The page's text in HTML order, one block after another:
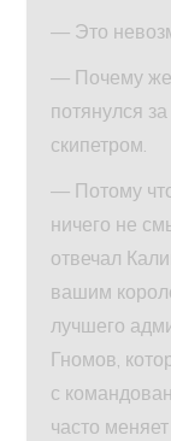
— Это
— Почему же
потянулся
скипетром.
— Потому
ничего не
отвечал
вашим
лучшего
Гномов,
с
часто